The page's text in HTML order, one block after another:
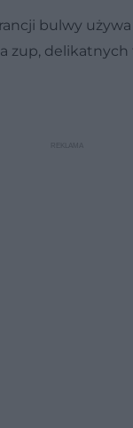
bulwy
zup, delikatnych